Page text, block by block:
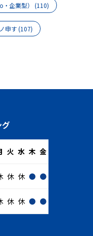
企業型） (110)
申す(107)
火 水 木 金
休 休 ● ●
休 休 ● ●